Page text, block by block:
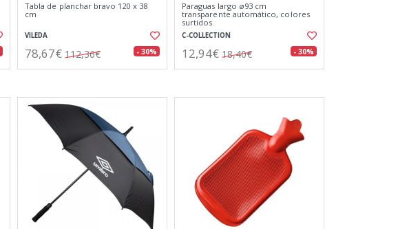
Tabla de planchar bravo 120 x 38
cm
VILEDA
78,67€ 112,36€ - 30%
Paraguas largo ø93 cm
transparente automático, colores
surtidos
C-COLLECTION
12,94€ 18,40€ - 30%